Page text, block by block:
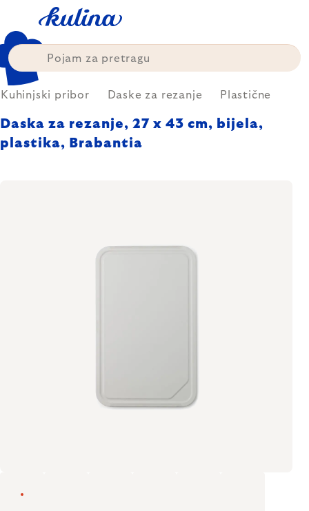
content
Kuhinjski pribor Daske za rezanje Plastične
Daska za rezanje, 27 x 43 cm, bijela,
plastika, Brabantia